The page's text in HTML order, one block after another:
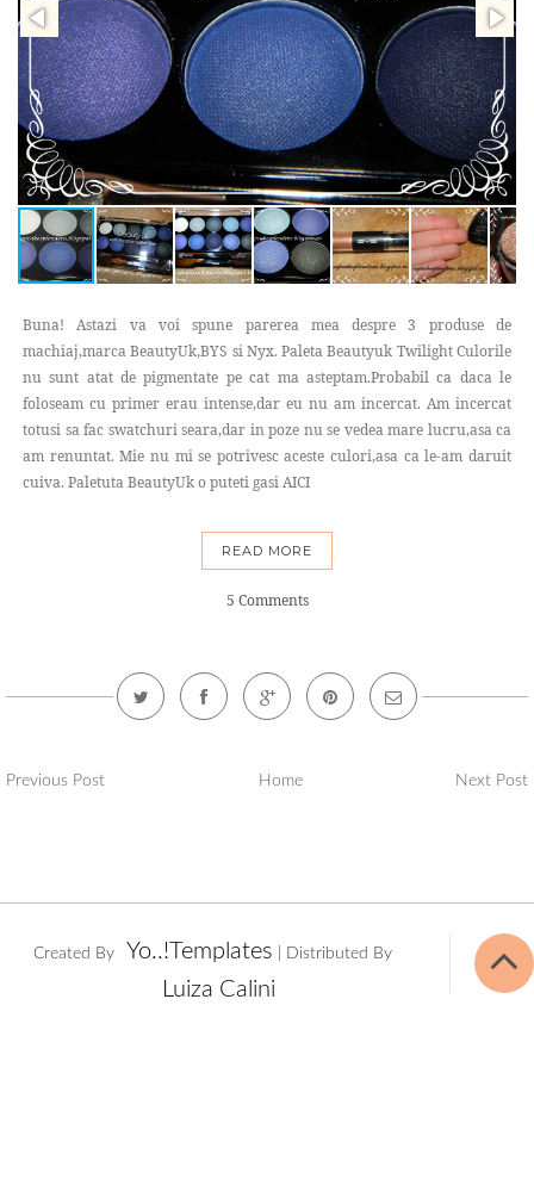
Buna! Astazi va voi spune parerea mea despre 3 produse de
machiaj,marca BeautyUk,BYS si Nyx. Paleta Beautyuk Twilight Culorile
nu sunt atat de pigmentate pe cat ma asteptam.Probabil ca daca le
foloseam cu primer erau intense,dar eu nu am incercat. Am incercat
totusi sa fac swatchuri seara,dar in poze nu se vedea mare lucru,asa ca
am renuntat. Mie nu mi se potrivesc aceste culori,asa ca le-am daruit
cuiva. Paletuta BeautyUk o puteti gasi AICI
READ MORE
5 Comments
Previous Post Home Next Post
Created By Yo..!Templates | Distributed By
Luiza Calini